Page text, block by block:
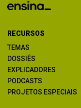
RECURSOS
TEMAS
DOSSIÊS
EXPLICADORES
PODCASTS
PROJETOS ESPECIAIS